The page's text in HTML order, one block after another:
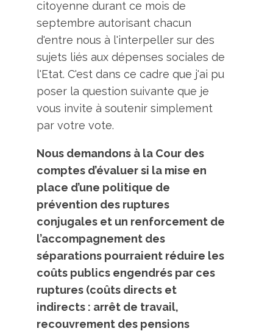
citoyenne durant ce mois de
septembre autorisant chacun
d'entre nous à l'interpeller sur des
sujets liés aux dépenses sociales de
l'Etat. C'est dans ce cadre que j'ai pu
poser la question suivante que je
vous invite à soutenir simplement
par votre vote.
Nous demandons à la Cour des
comptes d’évaluer si la mise en
place d’une politique de
prévention des ruptures
conjugales et un renforcement de
l’accompagnement des
séparations pourraient réduire les
coûts publics engendrés par ces
ruptures (coûts directs et
indirects : arrêt de travail,
recouvrement des pensions